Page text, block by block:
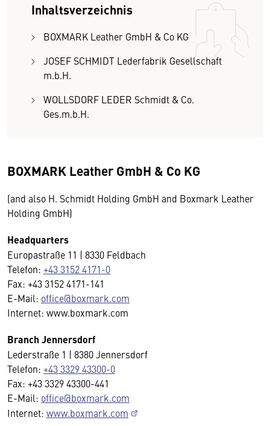
Inhaltsverzeichnis
BOXMARK Leather GmbH & Co KG
JOSEF SCHMIDT Lederfabrik Gesellschaft
m.b.H.
WOLLSDORF LEDER Schmidt & Co.
Ges.m.b.H.
BOXMARK Leather GmbH & Co KG
(and also H. Schmidt Holding GmbH and Boxmark Leather
Holding GmbH)
Headquarters
Europastraße 11 | 8330 Feldbach
Telefon: +43 3152 4171-0
Fax: +43 3152 4171-141
E-Mail: office@boxmark.com
Internet: www.boxmark.com
Branch Jennersdorf
Lederstraße 1 | 8380 Jennersdorf
Telefon: +43 3329 43300-0
Fax: +43 3329 43300-441
E-Mail: office@boxmark.com
Internet: www.boxmark.com